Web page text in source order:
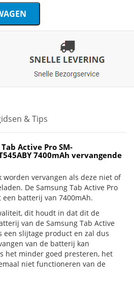
& Tips
Active Pro SM-
7400mAh vervangende
vervangen als deze niet of
De Samsung Tab Active Pro
een batterij van 7400mAh.
dit houdt in dat dit de
van de Samsung Tab Active
een slijtage product en zal dus
van de batterij kan
het minder goed presteren, het
niet functioneren van de